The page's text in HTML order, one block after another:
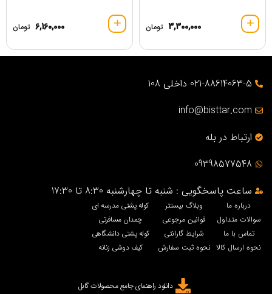
3,300,000 تومان 6,160,000 تومان
021-88614063-5 داخلی 108
info@bisttar.com
ارتباط در بله
09398577548
ساعت پاسخگویی : شنبه تا چهارشنبه 8:30 تا 17:30
درباره ما
سوالات متداول
تماس با ما
نحوه ارسال کالا
وبلاگ بیستتر
قوانین مرجوعی
شرایط گارانتی
نحوه ثبت سفارش
کوله پشتی مدرسه ای
چمدان مسافرتی
کوله پشتی دانشگاهی
کیف دوشی زنانه
دانلود راهنمای جامع محصولات گابل